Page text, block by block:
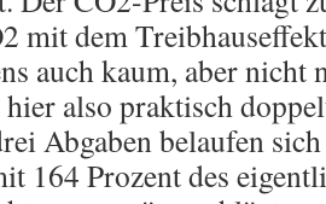
mit dem
auch kaum, aber nicht
also praktisch
Abgaben belaufen
164 Prozent des